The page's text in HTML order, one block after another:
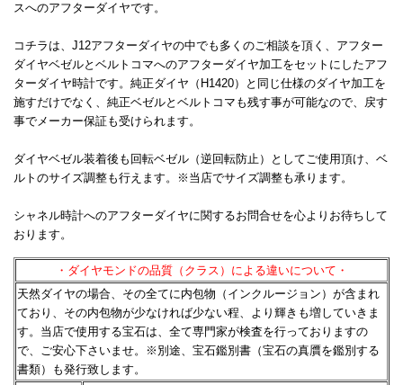
スへのアフターダイヤです。
コチラは、J12アフターダイヤの中でも多くのご相談を頂く、アフター
ダイヤベゼルとベルトコマへのアフターダイヤ加工をセットにしたアフ
ターダイヤ時計です。純正ダイヤ（H1420）と同じ仕様のダイヤ加工を
施すだけでなく、純正ベゼルとベルトコマも残す事が可能なので、戻す
事でメーカー保証も受けられます。
ダイヤベゼル装着後も回転ベゼル（逆回転防止）としてご使用頂け、ベ
ルトのサイズ調整も行えます。※当店でサイズ調整も承ります。
シャネル時計へのアフターダイヤに関するお問合せを心よりお待ちして
おります。
・ダイヤモンドの品質（クラス）による違いについて・
天然ダイヤの場合、その全てに内包物（インクルージョン）が含まれ
ており、その内包物が少なければ少ない程、 より輝きも増していきま
す。当店で使用する宝石は、全て専門家が検査を行っておりますの
で、ご安心下さいませ。
※別途、宝石鑑別書（宝石の真贋を鑑別する
書類）も発行致します。